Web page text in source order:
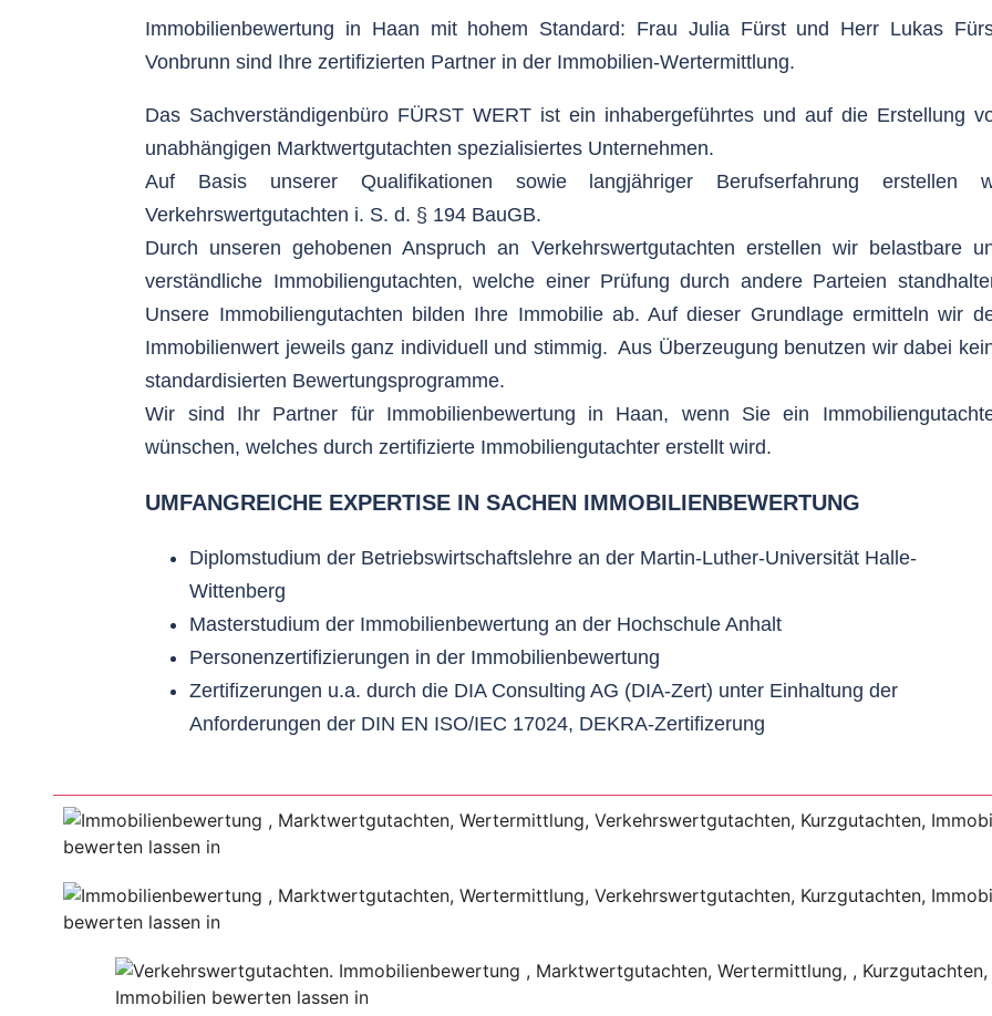
Immobilienbewertung in Haan mit hohem Standard: Frau Julia Fürst und Herr Lukas
Vonbrunn sind Ihre zertifizierten Partner in der Immobilien-Wertermittlung.
Das Sachverständigenbüro FÜRST WERT ist ein inhabergeführtes und auf die Erstellung
unabhängigen Marktwertgutachten spezialisiertes Unternehmen.
Auf Basis unserer Qualifikationen sowie langjähriger Berufserfahrung erstellen
Verkehrswertgutachten i. S. d. § 194 BauGB.
Durch unseren gehobenen Anspruch an Verkehrswertgutachten erstellen wir belastbare
verständliche Immobiliengutachten, welche einer Prüfung durch andere Parteien
Unsere Immobiliengutachten bilden Ihre Immobilie ab. Auf dieser Grundlage ermitteln wir
Immobilienwert jeweils ganz individuell und stimmig. Aus Überzeugung benutzen wir dabei
standardisierten Bewertungsprogramme.
Wir sind Ihr Partner für Immobilienbewertung in Haan, wenn Sie ein
wünschen, welches durch zertifizierte Immobiliengutachter erstellt wird.
UMFANGREICHE EXPERTISE IN SACHEN IMMOBILIENBEWERTUNG
Diplomstudium der Betriebswirtschaftslehre an der Martin-Luther-Universität Halle-
Wittenberg
Masterstudium der Immobilienbewertung an der Hochschule Anhalt
Personenzertifizierungen in der Immobilienbewertung
Zertifizerungen u.a. durch die DIA Consulting AG (DIA-Zert) unter Einhaltung der
Anforderungen der DIN EN ISO/IEC 17024, DEKRA-Zertifizerung